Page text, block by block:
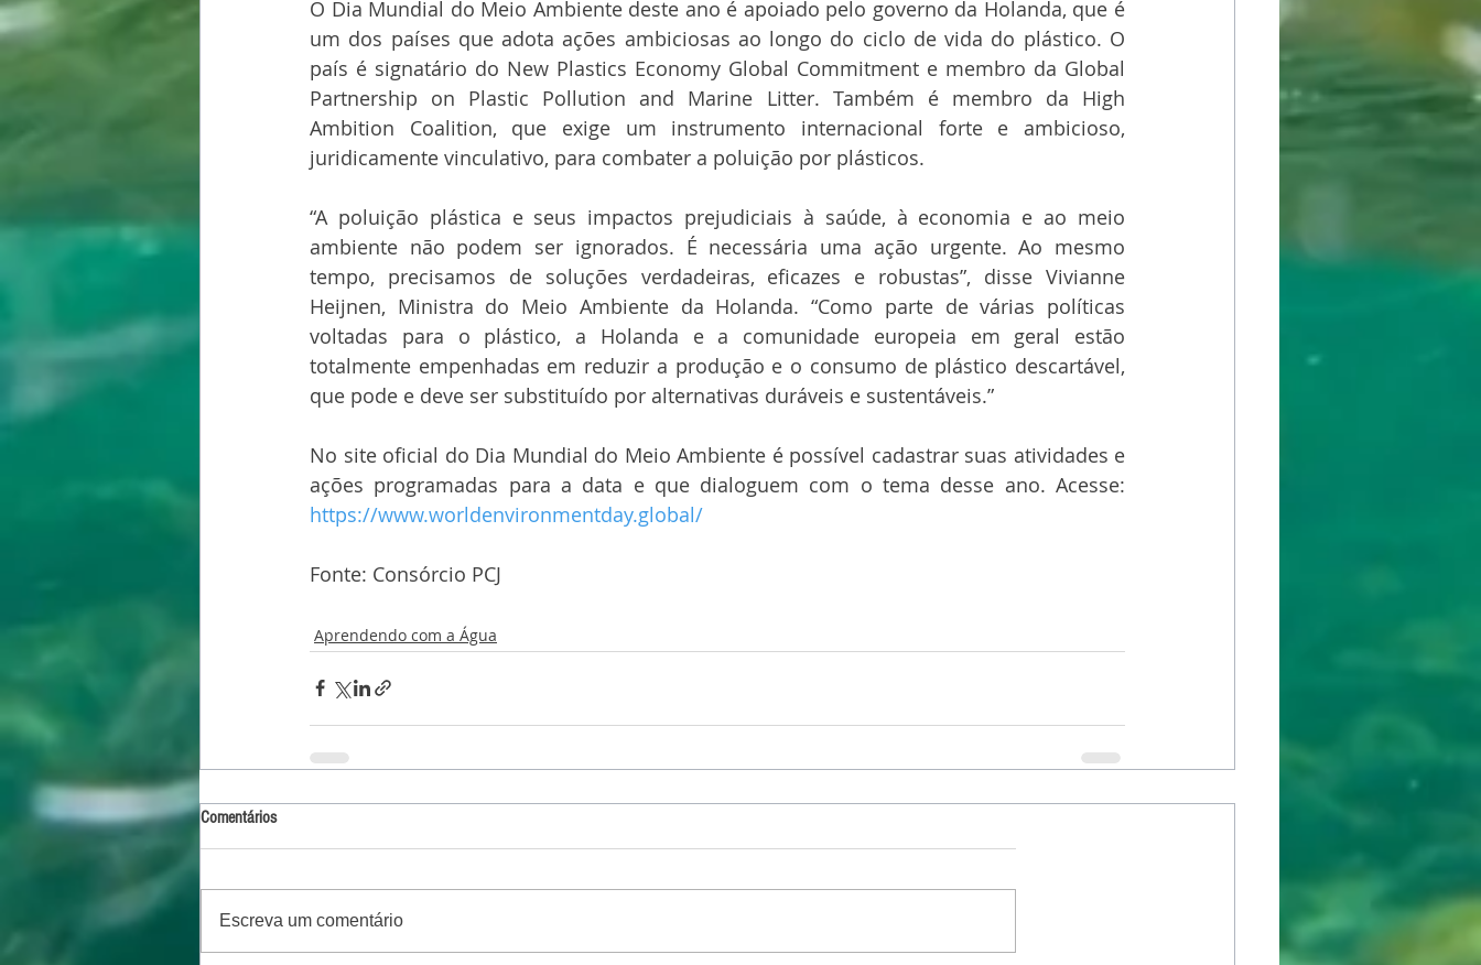
O Dia Mundial do Meio Ambiente deste ano é apoiado pelo governo da Holanda, que é
um dos países que adota ações ambiciosas ao longo do ciclo de vida do plástico. O
país é signatário do New Plastics Economy Global Commitment e membro da Global
Partnership on Plastic Pollution and Marine Litter. Também é membro da High
Ambition Coalition, que exige um instrumento internacional forte e ambicioso,
juridicamente vinculativo, para combater a poluição por plásticos.
“A poluição plástica e seus impactos prejudiciais à saúde, à economia e ao meio
ambiente não podem ser ignorados. É necessária uma ação urgente. Ao mesmo
tempo, precisamos de soluções verdadeiras, eficazes e robustas”, disse Vivianne
Heijnen, Ministra do Meio Ambiente da Holanda. “Como parte de várias políticas
voltadas para o plástico, a Holanda e a comunidade europeia em geral estão
totalmente empenhadas em reduzir a produção e o consumo de plástico descartável,
que pode e deve ser substituído por alternativas duráveis ​​e sustentáveis.”
No site oficial do Dia Mundial do Meio Ambiente é possível cadastrar suas atividades e
https://www.worldenvironmentday.global/
Fonte: Consórcio PCJ
Aprendendo com a Água
Comentários
Escreva um comentário